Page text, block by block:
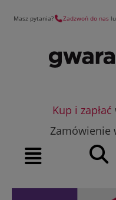
Masz pytania? Zadzwoń do nas
Kup i zapłać
Zamówienie